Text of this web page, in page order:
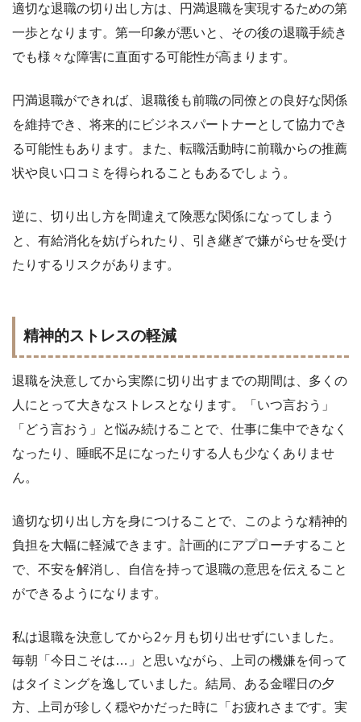
適切な退職の切り出し方は、円満退職を実現するための第
一歩となります。第一印象が悪いと、その後の退職手続き
でも様々な障害に直面する可能性が高まります。
円満退職ができれば、退職後も前職の同僚との良好な関係
を維持でき、将来的にビジネスパートナーとして協力でき
る可能性もあります。また、転職活動時に前職からの推薦
状や良い口コミを得られることもあるでしょう。
逆に、切り出し方を間違えて険悪な関係になってしまう
と、有給消化を妨げられたり、引き継ぎで嫌がらせを受け
たりするリスクがあります。
精神的ストレスの軽減
退職を決意してから実際に切り出すまでの期間は、多くの
人にとって大きなストレスとなります。「いつ言おう」
「どう言おう」と悩み続けることで、仕事に集中できなく
なったり、睡眠不足になったりする人も少なくありませ
ん。
適切な切り出し方を身につけることで、このような精神的
負担を大幅に軽減できます。計画的にアプローチすること
で、不安を解消し、自信を持って退職の意思を伝えること
ができるようになります。
私は退職を決意してから2ヶ月も切り出せずにいました。
毎朝「今日こそは…」と思いながら、上司の機嫌を伺って
はタイミングを逸していました。結局、ある金曜日の夕
方、上司が珍しく穏やかだった時に「お疲れさまです。実